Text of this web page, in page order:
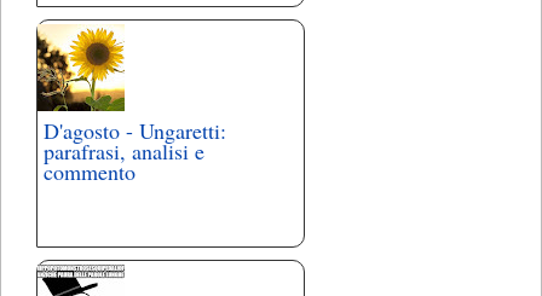
D'agosto - Ungaretti:
parafrasi, analisi e
commento